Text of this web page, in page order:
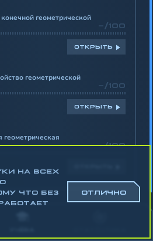
геометрической
-/100
ОТКРЫТЬ
геометрической
-/100
ОТКРЫТЬ
-/100
НА ВСЕХ
ЧТО БЕЗ
ОТЛИЧНО